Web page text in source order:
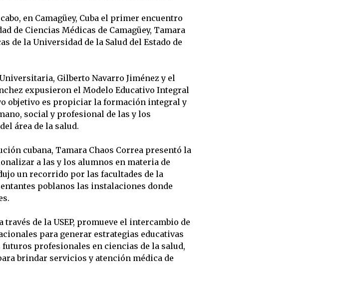
en Camagüey, Cuba el primer encuentro
de Ciencias Médicas de Camagüey, Tamara
de la Universidad de la Salud del Estado de
Gilberto Navarro Jiménez y el
expusieron el Modelo Educativo Integral
objetivo es propiciar la formación integral y
social y profesional de las y los
área de la salud.
cubana, Tamara Chaos Correa presentó la
a las y los alumnos en materia de
un recorrido por las facultades de la
poblanos las instalaciones donde
de la USEP, promueve el intercambio de
para generar estrategias educativas
profesionales en ciencias de la salud,
brindar servicios y atención médica de